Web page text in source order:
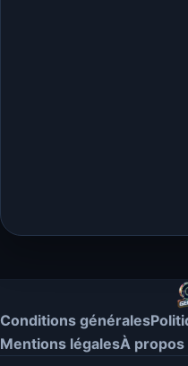
Conditions générales
Mentions légalesÀ propos